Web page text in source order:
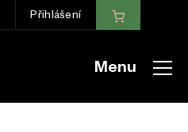
Přihlášení
Menu